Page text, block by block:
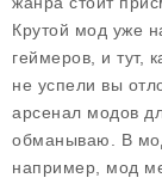
Крутой мод уже
геймеров, и тут,
не успели вы
арсенал модов
обманываю. В
например, мод